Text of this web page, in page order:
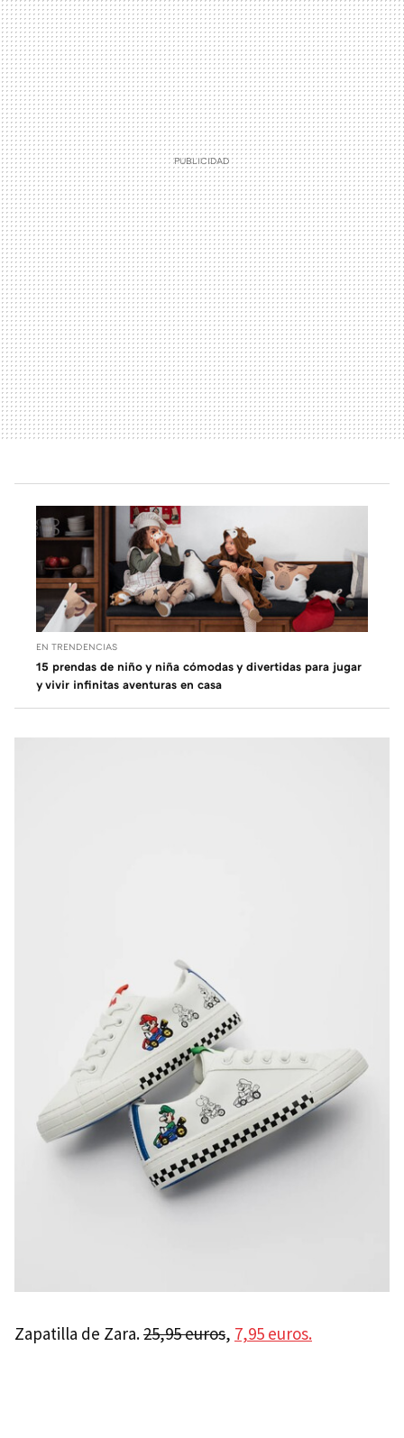
EN TRENDENCIAS
15 prendas de niño y niña cómodas y divertidas para jugar
y vivir infinitas aventuras en casa
Zapatilla de Zara.25,95 euros, 7,95 euros.